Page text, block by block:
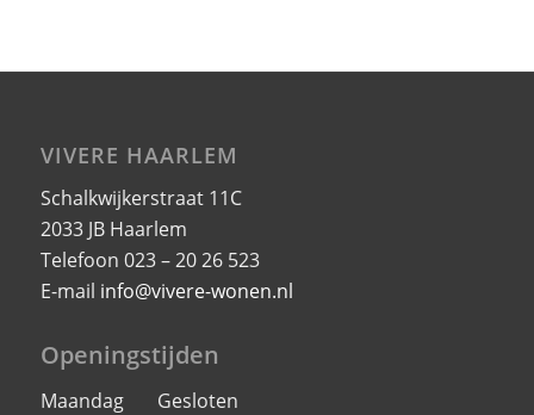
VIVERE HAARLEM
Schalkwijkerstraat 11C
2033 JB Haarlem
Telefoon 023 – 20 26 523
E-mail info@vivere-wonen.nl
Openingstijden
Maandag Gesloten